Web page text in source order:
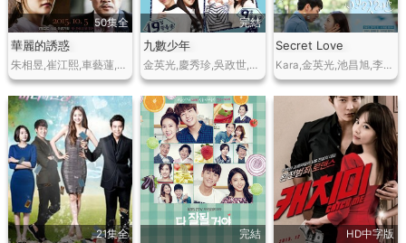
50集全
華麗的誘惑
朱相昱,崔江熙,車藝蓮,南柱赫,金賽綸
完結
九數少年
金英光,慶秀珍,吳政世,劉多仁,陸星材
Secret Love
Kara,金英光,池昌旭,李光洙,延宇振,裴秀彬
21集全 完結 HD中字版